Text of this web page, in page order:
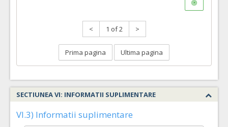
VALOAREA ESTIMATA FARA
12. Cateter ghidare impletit(LOT-0012)
Cant min si max este specificata in caietul de sarcini, al prezentei documentatii.
COD CPV: 33111710-1 Accesorii pentru angiografie (Rev.2)
< 1 of 2 >
Prima pagina Ultima pagina
SECTIUNEA VI: INFORMATII SUPLIMENTARE
VI.3) Informatii suplimentare